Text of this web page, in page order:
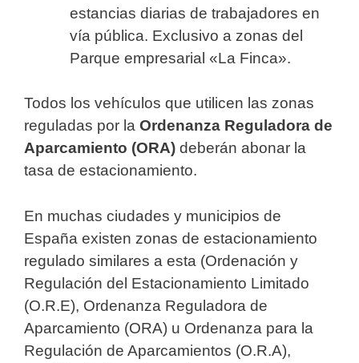
estancias diarias de trabajadores en
vía pública. Exclusivo a zonas del
Parque empresarial «La Finca».
Todos los vehículos que utilicen las zonas
reguladas por la Ordenanza Reguladora de
Aparcamiento (ORA) deberán abonar la
tasa de estacionamiento.
En muchas ciudades y municipios de
España existen zonas de estacionamiento
regulado similares a esta (Ordenación y
Regulación del Estacionamiento Limitado
(O.R.E), Ordenanza Reguladora de
Aparcamiento (ORA) u Ordenanza para la
Regulación de Aparcamientos (O.R.A),